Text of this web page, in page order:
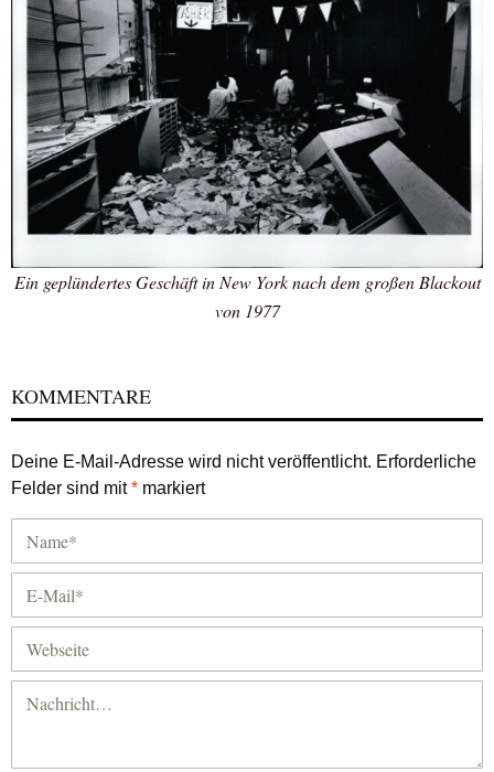
Ein geplündertes Geschäft in New York nach dem großen Blackout
von 1977
KOMMENTARE
Deine E-Mail-Adresse wird nicht veröffentlicht. Erforderliche
Felder sind mit* markiert